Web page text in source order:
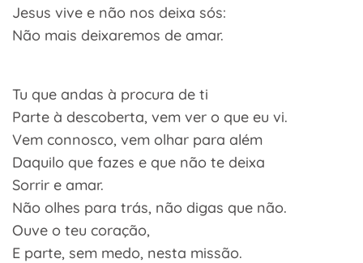
Jesus vive e não nos deixa sós:
Não mais deixaremos de amar.
Tu que andas à procura de ti
Parte à descoberta, vem ver o que eu vi.
Vem connosco, vem olhar para além
Daquilo que fazes e que não te deixa
Sorrir e amar.
Não olhes para trás, não digas que não.
Ouve o teu coração,
E parte, sem medo, nesta missão.